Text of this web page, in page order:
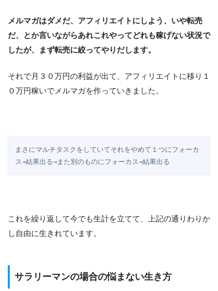
メルマガはダメだ、アフィリエイトにしよう、いや転売
だ、とか言いながらあれこれやってどれも稼げない状況で
したが、まず転売に絞ってやりだします。
それで月３０万円の利益が出て、アフィリエイトに移り１
０万円稼いでメルマガを作っていきました。
まさにマルチタスクをしていてそれをやめて１つにフォーカ
ス→結果出る→また別のものにフォーカス→結果出る
これを繰り返して今でも生計を立てて、上記の通りわりか
し自由に生きれています。
サラリーマンの場合の悩まない生き方